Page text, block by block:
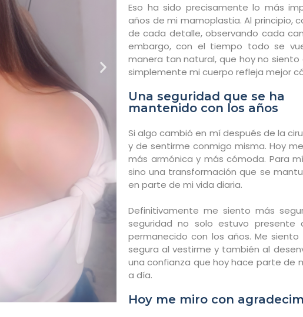
Eso ha sido precisamente lo más
años de mi mamoplastia. Al principio,
de cada detalle, observando cada
embargo, con el tiempo todo se
manera tan natural, que hoy no
simplemente mi cuerpo refleja mejor
Una seguridad que se ha
mantenido con los años
Si algo cambió en mí después de la
y de sentirme conmigo misma. Hoy
más armónica y más cómoda. Para
sino una transformación que se
en parte de mi vida diaria.
Definitivamente me siento más
seguridad no solo estuvo
permanecido con los años. Me
segura al vestirme y también al
una confianza que hoy hace parte de
a día.
Hoy me miro con